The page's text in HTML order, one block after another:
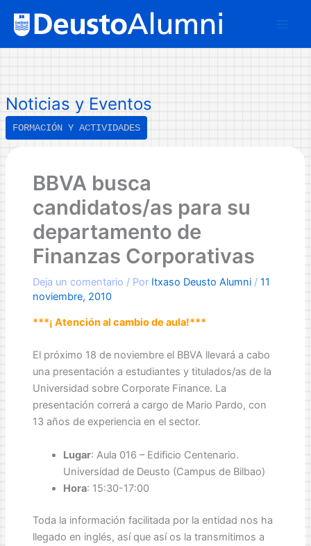
u
s
c
r
Noticias y Eventos
FORMACIÓN Y ACTIVIDADES
BBVA busca
candidatos/as para su
departamento de
Finanzas Corporativas
Deja un comentario / Por Itxaso Deusto Alumni / 11
noviembre, 2010
***¡ Atención al cambio de aula!***
El próximo 18 de noviembre el BBVA llevará a cabo
una presentación a estudiantes y titulados/as de la
Universidad sobre Corporate Finance. La
presentación correrá a cargo de Mario Pardo, con
13 años de experiencia en el sector.
Lugar: Aula 016 – Edificio Centenario.
Universidad de Deusto (Campus de Bilbao)
Hora: 15:30-17:00
Toda la información facilitada por la entidad nos ha
llegado en inglés, así que así os la transmitimos a